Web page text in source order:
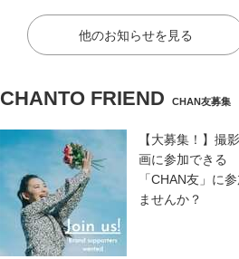
他のお知らせを見る
CHANTO FRIEND CHAN友募集
【大募集！】撮
画に参加できる
「CHAN友」に
ませんか？